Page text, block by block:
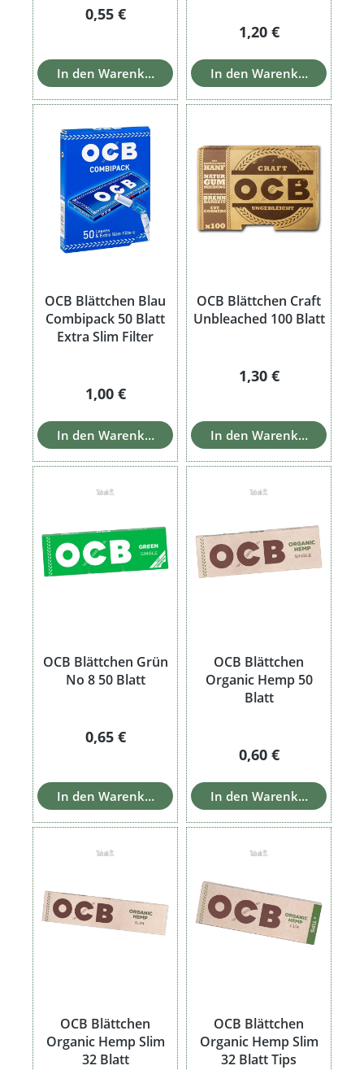
Regulärer Preis:
0,55 €
In den Warenkorb
Regulärer Preis:
1,20 €
In den Warenkorb
OCB Blättchen Blau
Combipack 50 Blatt
Extra Slim Filter
Regulärer Preis:
1,00 €
In den Warenkorb
OCB Blättchen Craft
Unbleached 100 Blatt
Regulärer Preis:
1,30 €
In den Warenkorb
OCB Blättchen Grün
No 8 50 Blatt
Regulärer Preis:
0,65 €
In den Warenkorb
OCB Blättchen
Organic Hemp 50
Blatt
Regulärer Preis:
0,60 €
In den Warenkorb
OCB Blättchen
Organic Hemp Slim
32 Blatt
OCB Blättchen
Organic Hemp Slim
32 Blatt Tips